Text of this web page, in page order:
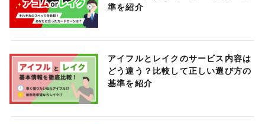
準を紹介
アイフルとレイクのサービス内容は
どう違う？比較して正しい選び方の
基準を紹介